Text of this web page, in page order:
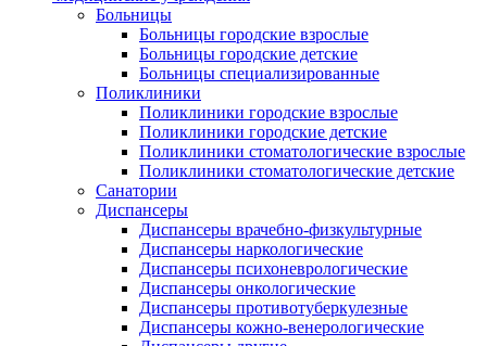
Больницы
Больницы городские взрослые
Больницы городские детские
Больницы специализированные
Поликлиники
Поликлиники городские взрослые
Поликлиники городские детские
Поликлиники стоматологические взрослые
Поликлиники стоматологические детские
Санатории
Диспансеры
Диспансеры врачебно-физкультурные
Диспансеры наркологические
Диспансеры психоневрологические
Диспансеры онкологические
Диспансеры противотуберкулезные
Диспансеры кожно-венерологические